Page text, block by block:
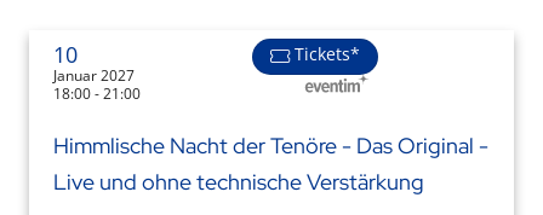
10
Januar 2027
18:00 - 21:00
Tickets*
Himmlische Nacht der Tenöre - Das Original -
Live und ohne technische Verstärkung